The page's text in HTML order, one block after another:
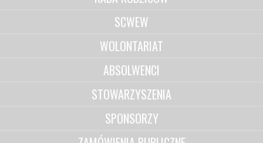
SCWEW
WOLONTARIAT
ABSOLWENCI
STOWARZYSZENIA
SPONSORZY